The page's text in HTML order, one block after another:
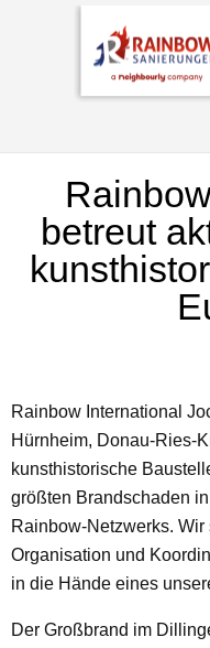
betreut
Rainbow International
Hürnheim, Donau-Ries-
kunsthistorische
größten Brandschaden
Rainbow-Netzwerks.
Organisation und
in die Hände eines
Der Großbrand im